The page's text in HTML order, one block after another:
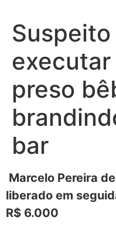
preso
bar
Marcelo Pereira
liberado em
R$ 6.000